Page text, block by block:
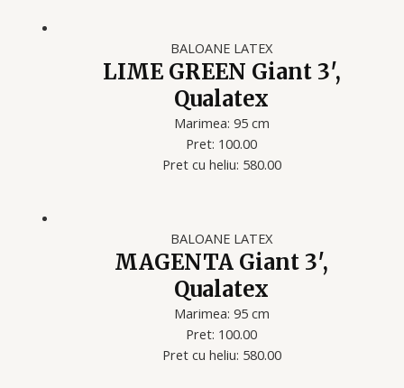
BALOANE LATEX
LIME GREEN Giant 3′,
Qualatex
Marimea: 95 cm
Pret: 100.00
Pret cu heliu: 580.00
BALOANE LATEX
MAGENTA Giant 3′,
Qualatex
Marimea: 95 cm
Pret: 100.00
Pret cu heliu: 580.00